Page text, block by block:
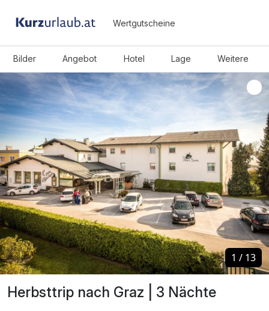
Wertgutscheine
Bilder Angebot Hotel Lage Weitere
Herbsttrip nach Graz | 3 Nächte
1 / 13
1 / 13